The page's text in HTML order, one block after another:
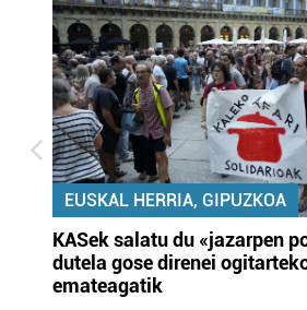
EUSKAL HERRIA, GIPUZKOA
KASek salatu du «jazarpen
dutela gose direnei
emateagatik